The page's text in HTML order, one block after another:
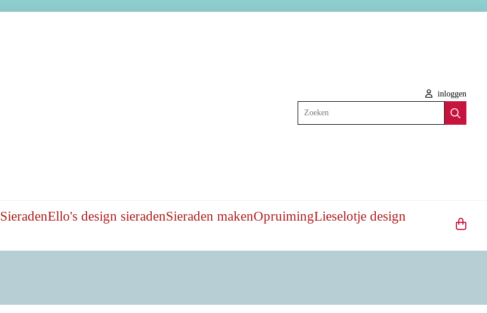
inloggen
Zoeken
SieradenEllo's design sieradenSieraden makenOpruimingLieselotje design